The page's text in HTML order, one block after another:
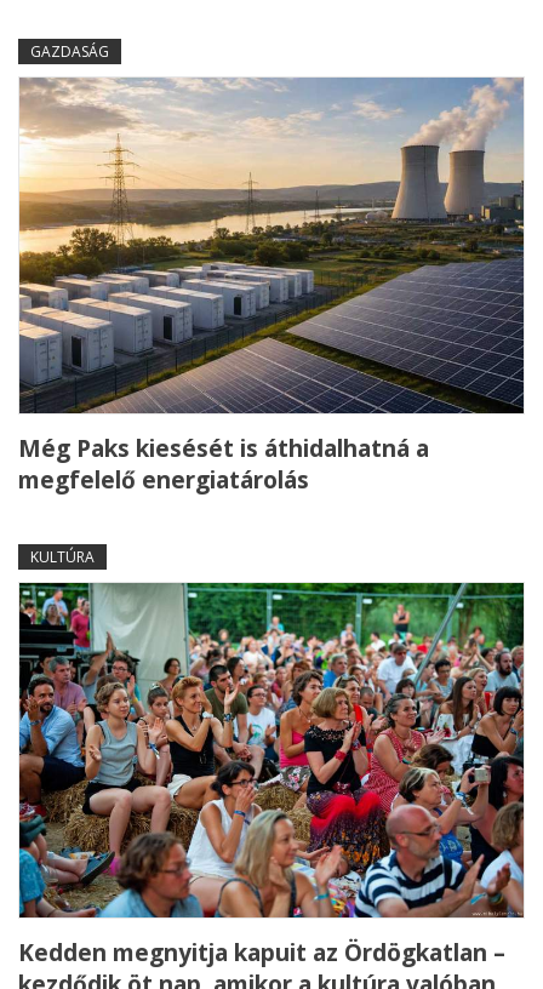
GAZDASÁG
Még Paks kiesését is áthidalhatná a
megfelelő energiatárolás
KULTÚRA
Kedden megnyitja kapuit az Ördögkatlan –